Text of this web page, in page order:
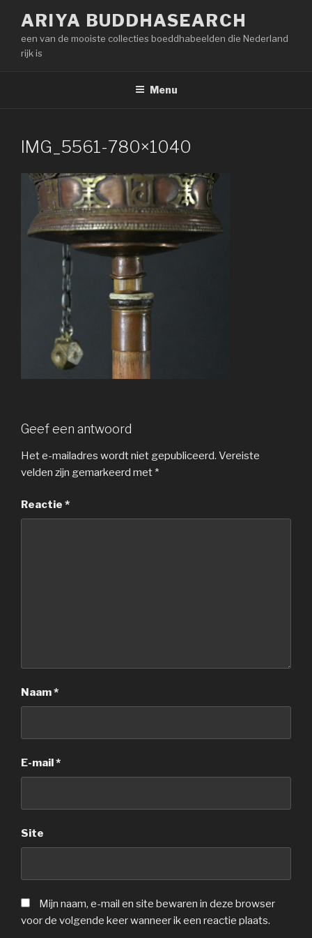
inhoud
springen
ARIYA BUDDHASEARCH
een van de mooiste collecties boeddhabeelden die Nederland
rijk is
Menu
IMG_5561-780×1040
Geef een antwoord
Het e-mailadres wordt niet gepubliceerd. Vereiste
velden zijn gemarkeerd met *
Reactie *
Naam*
E-mail *
Site
Mijn naam, e-mail en site bewaren in deze browser
voor de volgende keer wanneer ik een reactie plaats.